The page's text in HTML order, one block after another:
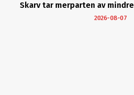
Skarv tar merparten av
2026-08-07